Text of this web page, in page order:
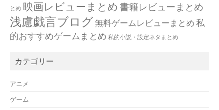
とめ 映画レビューまとめ 書籍レビューまとめ
浅慮戯言ブログ無料ゲームレビューまとめ 私
的おすすめゲームまとめ 私的小説・設定ネタまとめ
カテゴリー
アニメ
ゲーム